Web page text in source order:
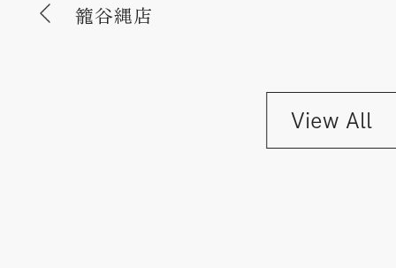
籠谷縄店
View All